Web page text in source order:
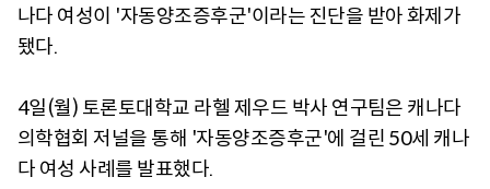
나다 여성이 '자동양조증후군'이라는 진단을 받아 화제가
됐다.
4일(월) 토론토대학교 라헬 제우드 박사 연구팀은 캐나다
의학협회 저널을 통해 '자동양조증후군'에 걸린 50세 캐나
다 여성 사례를 발표했다.